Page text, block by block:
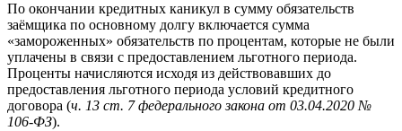
По окончании кредитных каникул в сумму обязательств
заёмщика по основному долгу включается сумма
«замороженных» обязательств по процентам, которые не были
уплачены в связи с предоставлением льготного периода.
Проценты начисляются исходя из действовавших до
предоставления льготного периода условий кредитного
договора (ч. 13 ст. 7 федерального закона от 03.04.2020 №
106-ФЗ).